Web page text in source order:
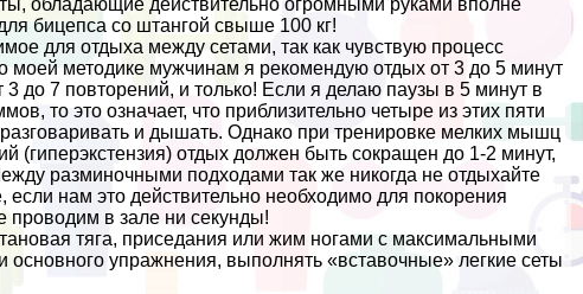
обладающие действительно огромными руками вполне
бицепса со штангой свыше 100 кг!
для отдыха между сетами, так как чувствую процесс
методике мужчинам я рекомендую отдых от 3 до 5 минут
до 7 повторений, и только! Если я делаю паузы в 5 минут в
то это означает, что приблизительно четыре из этих пяти
и дышать. Однако при тренировке мелких мышц
(гиперэкстензия) отдых должен быть сокращен до 1-2 минут,
разминочными подходами так же никогда не отдыхайте
нам это действительно необходимо для покорения
проводим в зале ни секунды!
тяга, приседания или жим ногами с максимальными
упражнения, выполнять «вставочные» легкие сеты